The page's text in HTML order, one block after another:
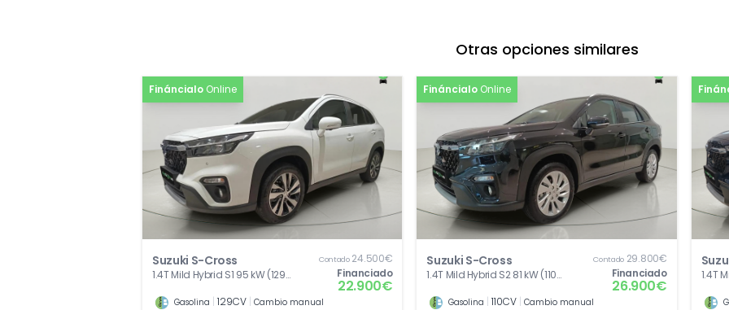
Otras opciones similares
Fináncialo Online
Suzuki S-Cross
1.4T Mild Hybrid S1 95 kW (129
Contado24.500€
Financiado
22.900€
Gasolina 129CV Cambio manual
Fináncialo Online
Suzuki S-Cross
1.4T Mild Hybrid S2 81 kW (110
Contado 29.800€
Financiado
26.900€
Gasolina 110CV Cambio manual
1.4T